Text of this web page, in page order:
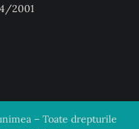
2001
– Toate drepturile